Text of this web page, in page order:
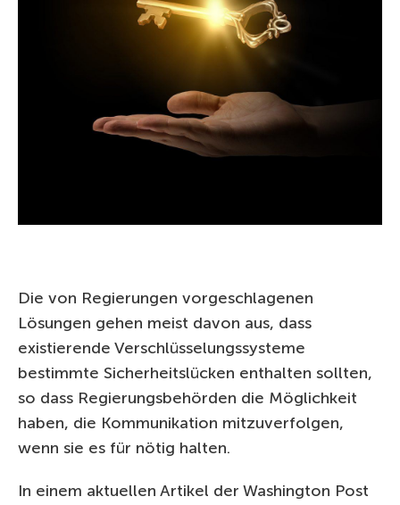
Die von Regierungen vorgeschlagenen
Lösungen gehen meist davon aus, dass
existierende Verschlüsselungssysteme
bestimmte Sicherheitslücken enthalten sollten,
so dass Regierungsbehörden die Möglichkeit
haben, die Kommunikation mitzuverfolgen,
wenn sie es für nötig halten.
In einem aktuellen Artikel der Washington Post